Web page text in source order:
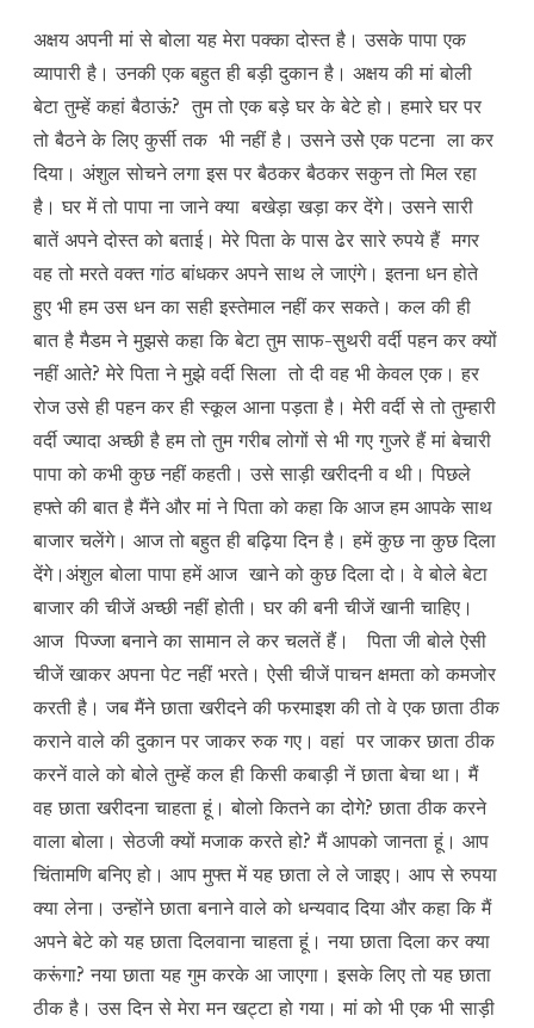
अक्षय अपनी मां से बोला यह मेरा पक्का दोस्त है। उसके पापा एक
व्यापारी है। उनकी एक बहुत ही बड़ी दुकान है। अक्षय की मां बोली
बेटा तुम्हें कहां बैठाऊं? तुम तो एक बड़े घर के बेटे हो। हमारे घर पर
तो बैठने के लिए कुर्सी तक भी नहीं है। उसने उसेे एक पटना ला कर
दिया। अंशुल सोचने लगा इस पर बैठकर बैठकर सकुन तो मिल रहा
है। घर में तो पापा ना जाने क्या बखेड़ा खड़ा कर देंगे। उसने सारी
बातें अपने दोस्त को बताई। मेरे पिता के पास ढेर सारे रुपये हैं मगर
वह तो मरते वक्त गांठ बांधकर अपने साथ ले जाएंगे। इतना धन होते
हुए भी हम उस धन का सही इस्तेमाल नहीं कर सकते। कल की ही
बात है मैडम ने मुझसे कहा कि बेटा तुम साफ-सुथरी वर्दी पहन कर क्यों
नहीं आते? मेरे पिता ने मुझे वर्दी सिला तो दी वह भी केवल एक। हर
रोज उसे ही पहन कर ही स्कूल आना पड़ता है। मेरी वर्दी से तो तुम्हारी
वर्दी ज्यादा अच्छी है हम तो तुम गरीब लोगों से भी गए गुजरे हैं मां बेचारी
पापा को कभी कुछ नहीं कहती। उसे साड़ी खरीदनी व थी। पिछले
हफ्ते की बात है मैंने और मां ने पिता को कहा कि आज हम आपके साथ
बाजार चलेंगे। आज तो बहुत ही बढ़िया दिन है। हमें कुछ ना कुछ दिला
देंगे।अंशुल बोला पापा हमें आज खाने को कुछ दिला दो। वे बोले बेटा
बाजार की चीजें अच्छी नहीं होती। घर की बनी चीजें खानी चाहिए।
आज पिज्जा बनाने का सामान ले कर चलतें हैं। पिता जी बोले ऐसी
चीजें खाकर अपना पेट नहीं भरते। ऐसी चीजें पाचन क्षमता को कमजोर
करती है। जब मैंने छाता खरीदने की फरमाइश की तो वे एक छाता ठीक
कराने वाले की दुकान पर जाकर रुक गए। वहां पर जाकर छाता ठीक
करनें वाले को बोले तुम्हें कल ही किसी कबाड़ी नें छाता बेचा था। मैं
वह छाता खरीदना चाहता हूं। बोलो कितने का दोगे? छाता ठीक करने
वाला बोला। सेठजी क्यों मजाक करते हो? मैं आपको जानता हूं। आप
चिंतामणि बनिए हो। आप मुफ्त में यह छाता ले ले जाइए। आप से रुपया
क्या लेना। उन्होंने छाता बनाने वाले को धन्यवाद दिया और कहा कि मैं
अपने बेटे को यह छाता दिलवाना चाहता हूं। नया छाता दिला कर क्या
करूंगा? नया छाता यह गुम करके आ जाएगा। इसके लिए तो यह छाता
ठीक है। उस दिन से मेरा मन खट्टा हो गया। मां को भी एक भी साड़ी